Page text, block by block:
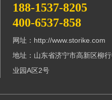
188-1537-8205
400-6537-858
网址：http://www.storike.com
地址：山东省济宁市高新区柳
业园A区2号